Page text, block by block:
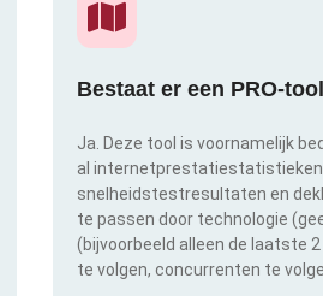
Bestaat er een PRO-
Ja. Deze tool is voornamelijk
al internetprestatiestatistieken
snelheidstestresultaten en
te passen door technologie
(bijvoorbeeld alleen de laatste
te volgen, concurrenten te